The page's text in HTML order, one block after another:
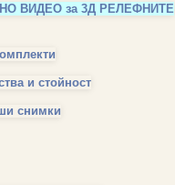
ВИДЕО за 3Д РЕЛЕФНИТЕ
и стойност
снимки